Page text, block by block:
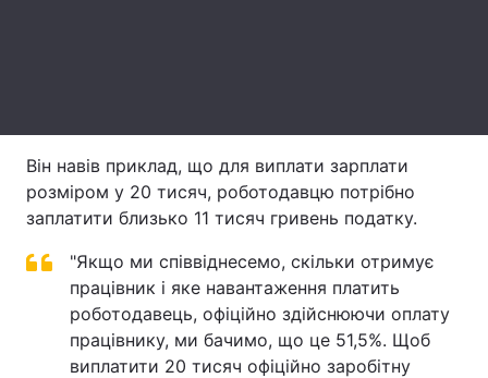
Тема оформлення
Він навів приклад, що для виплати зарплати
розміром у 20 тисяч, роботодавцю потрібно
заплатити близько 11 тисяч гривень податку.
"Якщо ми співвіднесемо, скільки отримує
працівник і яке навантаження платить
роботодавець, офіційно здійснюючи оплату
працівнику, ми бачимо, що це 51,5%. Щоб
виплатити 20 тисяч офіційно заробітну